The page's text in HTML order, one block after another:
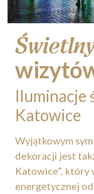
Iluminacje
Katowice
Wyjątkowym
dekoracji jest
Katowice”, który
energetycznej